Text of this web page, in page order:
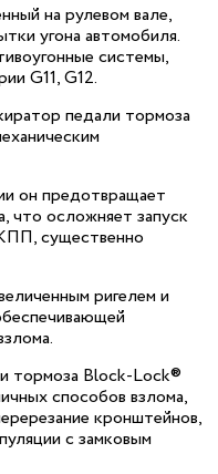
на рулевом вале,
угона автомобиля.
системы,
G11, G12.
педали тормоза
он предотвращает
что осложняет запуск
существенно
ригелем и
тормоза Block-Lock®
способов взлома,
кронштейнов,
с замковым